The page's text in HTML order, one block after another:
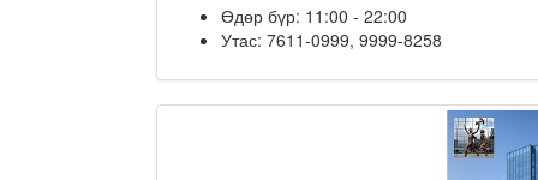
Өдөр бүр: 11:00 - 22:00
Утас: 7611-0999, 9999-8258